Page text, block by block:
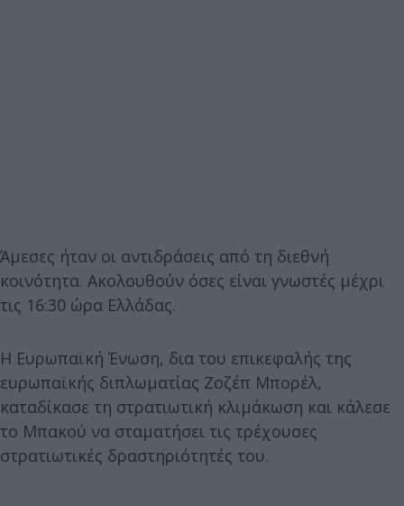
Άμεσες ήταν οι αντιδράσεις από τη διεθνή
κοινότητα. Ακολουθούν όσες είναι γνωστές μέχρι
τις 16:30 ώρα Ελλάδας.
Η Ευρωπαϊκή Ένωση, δια του επικεφαλής της
ευρωπαϊκής διπλωματίας Ζοζέπ Μπορέλ,
καταδίκασε τη στρατιωτική κλιμάκωση και κάλεσε
το Μπακού να σταματήσει τις τρέχουσες
στρατιωτικές δραστηριότητές του.